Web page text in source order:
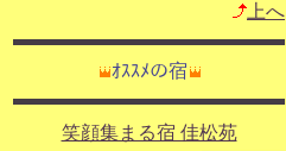
上へ
ｵｽｽﾒの宿
笑顔集まる宿 佳松苑